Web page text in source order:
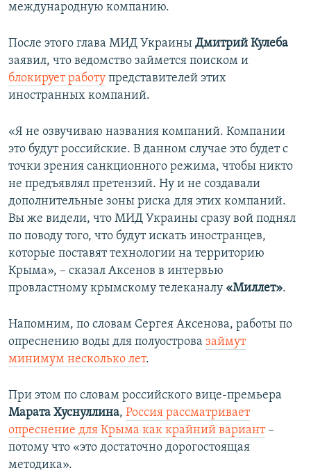
международную компанию.
После этого глава МИД Украины Дмитрий Кулеба
заявил, что ведомство займется поиском и
блокирует работу представителей этих
иностранных компаний.
«Я не озвучиваю названия компаний. Компании
это будут российские. В данном случае это будет с
точки зрения санкционного режима, чтобы никто
не предъявлял претензий. Ну и не создавали
дополнительные зоны риска для этих компаний.
Вы же видели, что МИД Украины сразу вой поднял
по поводу того, что будут искать иностранцев,
которые поставят технологии на территорию
Крыма», – сказал Аксенов в интервью
провластному крымскому телеканалу «Миллет».
Напомним, по словам Сергея Аксенова, работы по
опреснению воды для полуострова займут
минимум несколько лет.
При этом по словам российского вице-премьера
Марата Хуснуллина, Россия рассматривает
опреснение для Крыма как крайний вариант–
потому что «это достаточно дорогостоящая
методика».